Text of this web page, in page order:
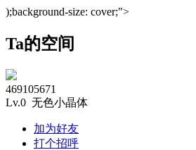
);background-size: cover;">
Ta的空间
469105671
Lv.0 无色小晶体
加为好友
打个招呼